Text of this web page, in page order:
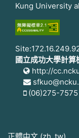
Kung University
國立成功大學計算
http://
(06)275-7575